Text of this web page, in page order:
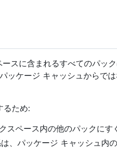
スに含まれるすべてのパッ
ッケージ キャッシュからで
るため:
スペース内の他のパックにす
、パッケージ キャッシュ内